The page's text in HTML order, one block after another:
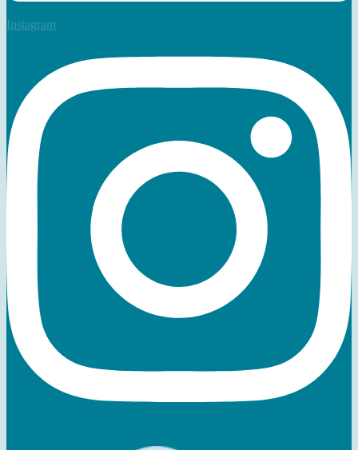
Instagram